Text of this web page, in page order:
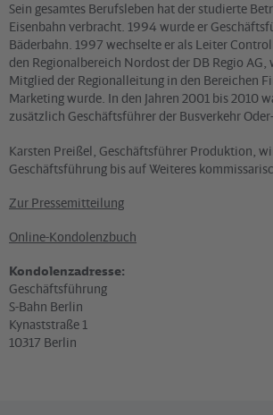
Sein gesamtes Berufsleben hat der studierte
Eisenbahn verbracht. 1994 wurde er
Bäderbahn. 1997 wechselte er als Leiter
den Regionalbereich Nordost der DB Regio AG,
Mitglied der Regionalleitung in den Bereichen
Marketing wurde. In den Jahren 2001 bis 2010
zusätzlich Geschäftsführer der Busverkehr
Karsten Preißel, Geschäftsführer Produktion,
Geschäftsführung bis auf Weiteres
Zur Pressemitteilung
Online-Kondolenzbuch
Kondolenzadresse:
Geschäftsführung
S-Bahn Berlin
Kynaststraße 1
10317 Berlin